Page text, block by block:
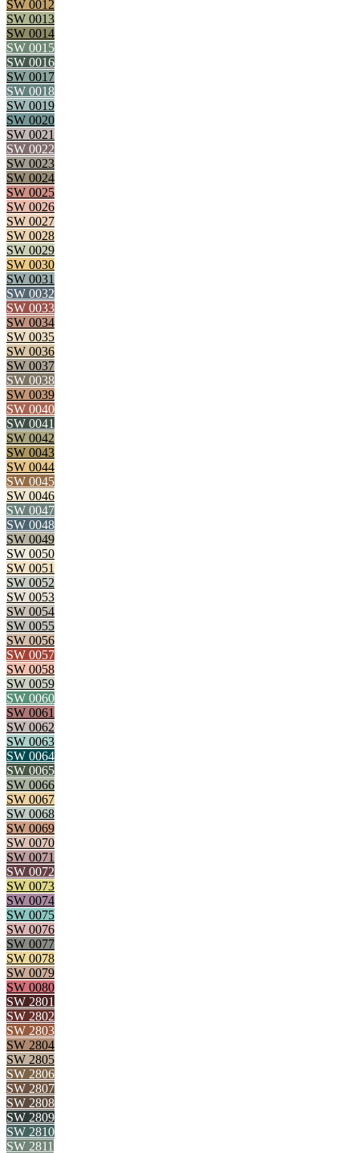
SW 0012
SW 0013
SW 0014
SW 0015
SW 0016
SW 0017
SW 0018
SW 0019
SW 0020
SW 0021
SW 0022
SW 0023
SW 0024
SW 0025
SW 0026
SW 0027
SW 0028
SW 0029
SW 0030
SW 0031
SW 0032
SW 0033
SW 0034
SW 0035
SW 0036
SW 0037
SW 0038
SW 0039
SW 0040
SW 0041
SW 0042
SW 0043
SW 0044
SW 0045
SW 0046
SW 0047
SW 0048
SW 0049
SW 0050
SW 0051
SW 0052
SW 0053
SW 0054
SW 0055
SW 0056
SW 0057
SW 0058
SW 0059
SW 0060
SW 0061
SW 0062
SW 0063
SW 0064
SW 0065
SW 0066
SW 0067
SW 0068
SW 0069
SW 0070
SW 0071
SW 0072
SW 0073
SW 0074
SW 0075
SW 0076
SW 0077
SW 0078
SW 0079
SW 0080
SW 2801
SW 2802
SW 2803
SW 2804
SW 2805
SW 2806
SW 2807
SW 2808
SW 2809
SW 2810
SW 2811